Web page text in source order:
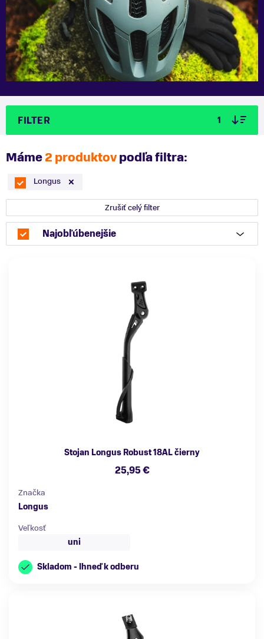
FILTER 1
Máme2 produktovpodľa filtra:
Longus
Zrušiť celý filter
Najobľúbenejšie
Stojan Longus Robust 18AL čierny
25,95 €
Značka
Longus
Veľkosť
uni
Skladom - Ihneď k odberu